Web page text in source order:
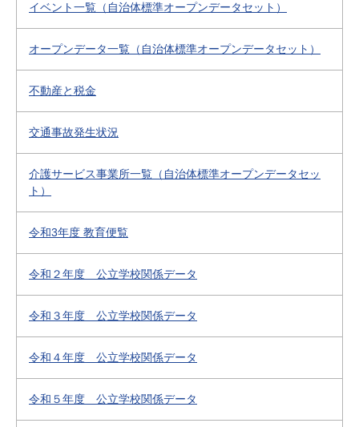
イベント一覧（自治体標準オープンデータセット）
オープンデータ一覧（自治体標準オープンデータセット）
不動産と税金
交通事故発生状況
介護サービス事業所一覧（自治体標準オープンデータセッ
ト）
令和3年度 教育便覧
令和２年度 公立学校関係データ
令和３年度 公立学校関係データ
令和４年度 公立学校関係データ
令和５年度 公立学校関係データ